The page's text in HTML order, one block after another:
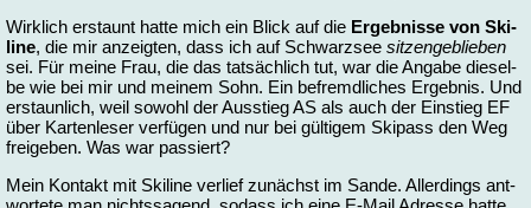
Wirk­lich er­staunt hat­te mich ein Blick auf die Er­geb­nis­se von Ski­
line, die mir an­zeig­ten, dass ich auf Schwarz­see sit­zen­ge­blie­ben
sei. Für mei­ne Frau, die das tat­säch­lich tut, war die An­ga­be die­sel­
be wie bei mir und mei­nem Sohn. Ein be­fremd­li­ches Er­geb­nis. Und
er­staun­lich, weil so­wohl der Aus­stieg AS als auch der Ein­stieg EF
über Kar­ten­le­ser ver­fü­gen und nur bei gül­ti­gem Ski­pass den Weg
frei­ge­ben. Was war pas­siert?
Mein Kon­takt mit Ski­line ver­lief zu­nächst im San­de. Al­ler­dings ant­